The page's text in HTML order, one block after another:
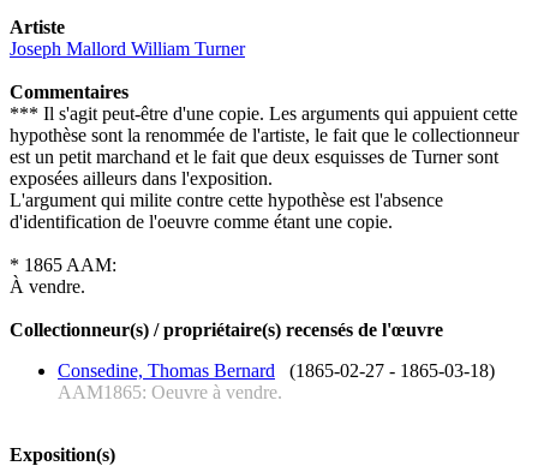
Artiste
Joseph Mallord William Turner
Commentaires
*** Il s'agit peut-être d'une copie. Les arguments qui appuient cette
hypothèse sont la renommée de l'artiste, le fait que le collectionneur
est un petit marchand et le fait que deux esquisses de Turner sont
exposées ailleurs dans l'exposition.
L'argument qui milite contre cette hypothèse est l'absence
d'identification de l'oeuvre comme étant une copie.
* 1865 AAM:
À vendre.
Collectionneur(s) / propriétaire(s) recensés de l'œuvre
Consedine, Thomas Bernard (1865-02-27 - 1865-03-18)
AAM1865: Oeuvre à vendre.
Exposition(s)